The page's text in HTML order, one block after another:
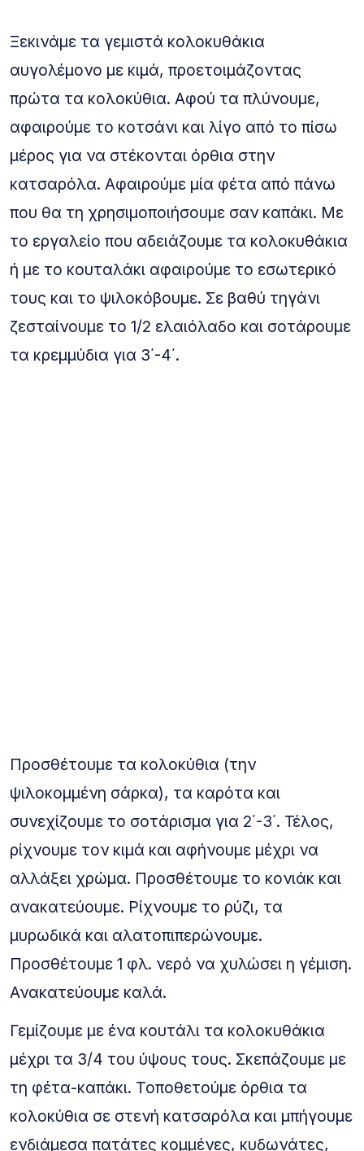
Ξεκινάμε τα γεμιστά κολοκυθάκια
αυγολέμονο με κιμά, προετοιμάζοντας
πρώτα τα κολοκύθια. Αφού τα πλύνουμε,
αφαιρούμε το κοτσάνι και λίγο από το πίσω
μέρος για να στέκονται όρθια στην
κατσαρόλα. Αφαιρούμε μία φέτα από πάνω
που θα τη χρησιμοποιήσουμε σαν καπάκι. Με
το εργαλείο που αδειάζουμε τα κολοκυθάκια
ή με το κουταλάκι αφαιρούμε το εσωτερικό
τους και το ψιλοκόβουμε. Σε βαθύ τηγάνι
ζεσταίνουμε το 1/2 ελαιόλαδο και σοτάρουμε
τα κρεμμύδια για 3΄-4΄.
Προσθέτουμε τα κολοκύθια (την
ψιλοκομμένη σάρκα), τα καρότα και
συνεχίζουμε το σοτάρισμα για 2΄-3΄. Τέλος,
ρίχνουμε τον κιμά και αφήνουμε μέχρι να
αλλάξει χρώμα. Προσθέτουμε το κονιάκ και
ανακατεύουμε. Ρίχνουμε το ρύζι, τα
μυρωδικά και αλατοπιπερώνουμε.
Προσθέτουμε 1 φλ. νερό να χυλώσει η γέμιση.
Ανακατεύουμε καλά.
Γεμίζουμε με ένα κουτάλι τα κολοκυθάκια
μέχρι τα 3/4 του ύψους τους. Σκεπάζουμε με
τη φέτα-καπάκι. Τοποθετούμε όρθια τα
κολοκύθια σε στενή κατσαρόλα και μπήγουμε
ενδιάμεσα πατάτες κομμένες, κυδωνάτες,